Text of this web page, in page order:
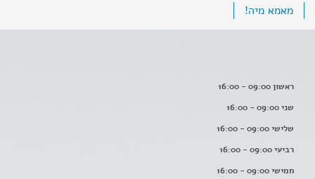
מאמא מיה!
ראשון 09:00 - 16:00
שני 09:00 - 16:00
שלישי 09:00 - 16:00
רביעי 09:00 - 16:00
חמישי 09:00 - 16:00